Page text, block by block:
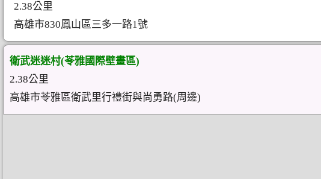
2.38公里
高雄市830鳳山區三多一路1號
衛武迷迷村(苓雅國際壁畫區)
2.38公里
高雄市苓雅區衛武里行禮街與尚勇路(周邊)